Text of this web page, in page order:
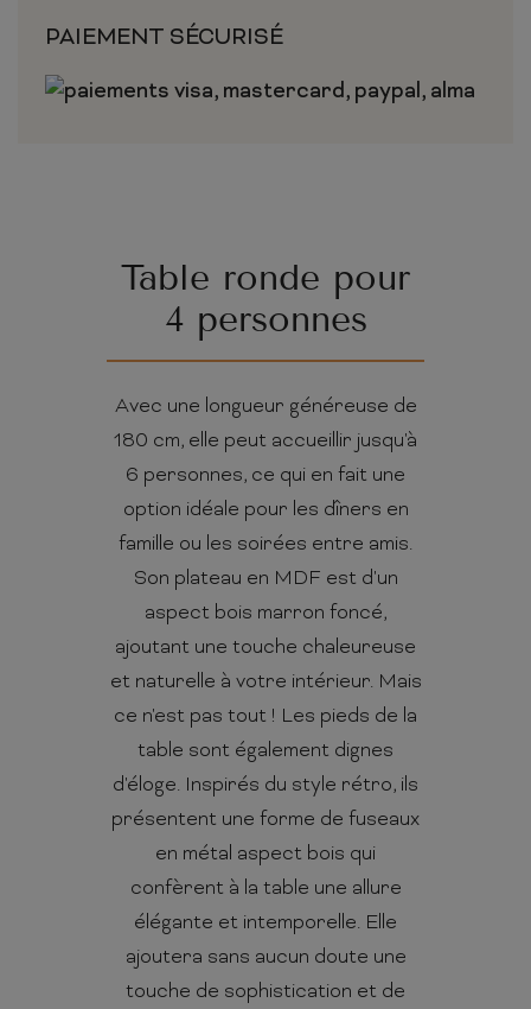
PAIEMENT SÉCURISÉ
Table ronde pour
4 personnes
Avec une longueur généreuse de
180 cm, elle peut accueillir jusqu'à
6 personnes, ce qui en fait une
option idéale pour les dîners en
famille ou les soirées entre amis.
Son plateau en MDF est d'un
aspect bois marron foncé,
ajoutant une touche chaleureuse
et naturelle à votre intérieur. Mais
ce n'est pas tout ! Les pieds de la
table sont également dignes
d'éloge. Inspirés du style rétro, ils
présentent une forme de fuseaux
en métal aspect bois qui
confèrent à la table une allure
élégante et intemporelle. Elle
ajoutera sans aucun doute une
touche de sophistication et de